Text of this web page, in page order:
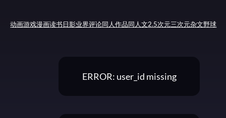
动画游戏漫画读书日影业界评论同人作品同人文2.5次元三次元杂文野球
ERROR: user_id missing